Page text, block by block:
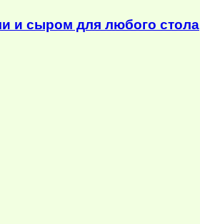
и сыром для любого стола